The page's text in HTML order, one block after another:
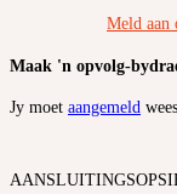
Meld aan
Maak 'n opvolg-
Jy moet aangemeld